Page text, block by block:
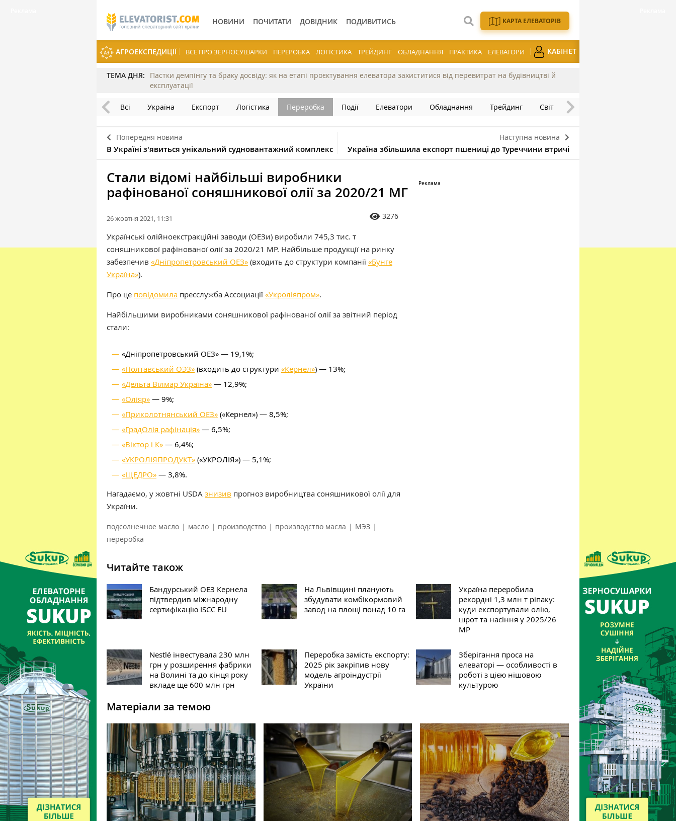
НОВИНИ ПОЧИТАТИ ДОВІДНИК ПОДИВИТИСЬ КАРТА ЕЛЕВАТОРІВ
АГРОЕКСПЕДИЦІЇ ВСЕ ПРО ЗЕРНОСУШАРКИ ПЕРЕРОБКА ЛОГІСТИКА ТРЕЙДИНГ ОБЛАДНАННЯ ПРАКТИКА ЕЛЕВАТОРИ КАБІНЕТ
ТЕМА ДНЯ:
Пастки демпінгу та браку досвіду: як на етапі проєктування елеватора захиститися від перевитрат на будівництві й
експлуатації
Всі Україна Експорт Логістика Переробка Події Елеватори Обладнання Трейдинг Світ
Попередня новина
В Україні з'явиться унікальний судновантажний комплекс
Наступна новина
Україна збільшила експорт пшениці до Туреччини втричі
Стали відомі найбільші виробники
рафінованої соняшникової олії за 2020/21 МГ
26 жовтня 2021, 11:31 3276
Українські олійноекстракційні заводи (ОЕЗи) виробили 745,3 тис. т
соняшникової рафінованої олії за 2020/21 МР. Найбільше продукції на ринку
забезпечив «Дніпропетровський ОЕЗ» (входить до структури компанії «Бунге
Україна»).
Про це повідомила пресслужба Ассоциації «Укроліяпром».
Найбільшими виробниками соняшникової рафінованої олії за звітний період
стали:
«Дніпропетровський ОЕЗ» — 19,1%;
«Полтавський ОЭЗ» (входить до структури «Кернел») — 13%;
«Дельта Вілмар Україна» — 12,9%;
«Оліяр» — 9%;
«Приколотнянський ОЕЗ» («Кернел») — 8,5%;
«ГрадОлія рафінація» — 6,5%;
«Віктор і К» — 6,4%;
«УКРОЛІЯПРОДУКТ» («УКРОЛІЯ») — 5,1%;
«ЩЕДРО» — 3,8%.
Нагадаємо, у жовтні USDA знизив прогноз виробництва соняшникової олії для
України.
подсолнечное масло | масло | производство | производство масла | МЭЗ |
переробка
Читайте також
Бандурський ОЕЗ Кернела
підтвердив міжнародну
сертифікацію ISCC EU
На Львівщині планують
збудувати комбікормовий
завод на площі понад 10 га
Україна переробила
рекордні 1,3 млн т ріпаку:
куди експортували олію,
шрот та насіння у 2025/26
МР
Nestlé інвестувала 230 млн
грн у розширення фабрики
на Волині та до кінця року
вкладе ще 600 млн грн
Переробка замість експорту:
2025 рік закріпив нову
модель агроіндустрії
України
Зберігання проса на
елеваторі — особливості в
роботі з цією нішовою
культурою
Матеріали за темою